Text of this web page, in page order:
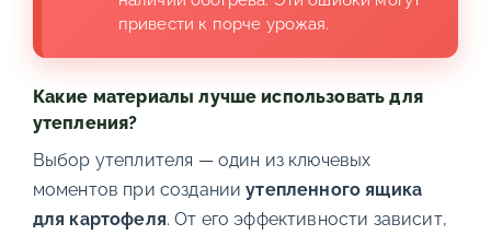
привести к порче урожая.
Какие материалы лучше использовать для
утепления?
Выбор утеплителя — один из ключевых
моментов при созданииутепленного ящика
для картофеля. От его эффективности зависит,